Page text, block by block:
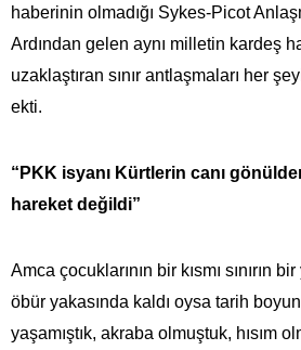
haberinin olmadığı Sykes-Picot
Ardından gelen aynı milletin kardeş
uzaklaştıran sınır antlaşmaları her
ekti.
“PKK isyanı Kürtlerin canı
hareket değildi”
Amca çocuklarının bir kısmı sınırın
öbür yakasında kaldı oysa tarih
yaşamıştık, akraba olmuştuk, hısım